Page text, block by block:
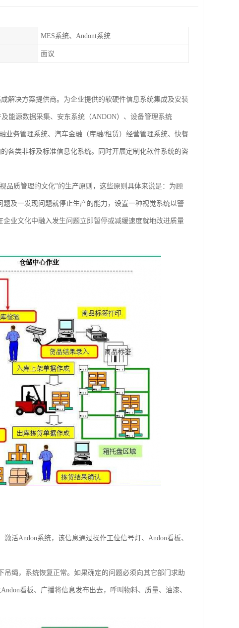
MES系统、Andont系统
面议
解决方案提供商。为企业提供的软硬件信息系统集成及安装
能源数据采集、安东系统（ANDON）、设备管理系统
业务管理系统、汽车金融（库融/租赁）经营管理系统、快餐
各类非标及标准信息化系统。同时开展定制化软件系统的咨
品质管理的文化”的生产原则，这些原则具体来说是：为顾
及一发现问题就停止生产的能力，设置一种视觉系统以警
业文化中融入发生问题立即暂停或减缓速度就地改进质量
活Andon系统，该信息通过操作工位信号灯、Andon看板、
绳，系统恢复正常。如果确定的问题必须向其它部门求助
看板、广播将信息发布出去，呼叫物料、质量、油漆、